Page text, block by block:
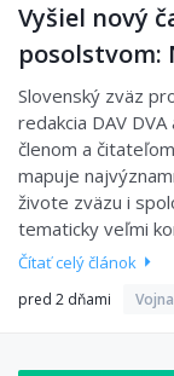
Vyšiel nový
posolstvom:
Slovenský zväz
redakcia DAV
členom a
mapuje
živote zväzu i
tematicky veľmi
Čítať celý článok
pred 2 dňami Vojna